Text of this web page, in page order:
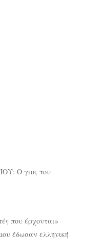
Ο γιος του
που έρχονται»
έδωσαν ελληνική